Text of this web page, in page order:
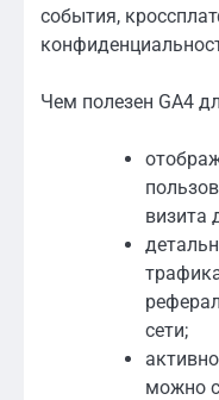
события,
Чем полезен GA4
визита
сети;
можно